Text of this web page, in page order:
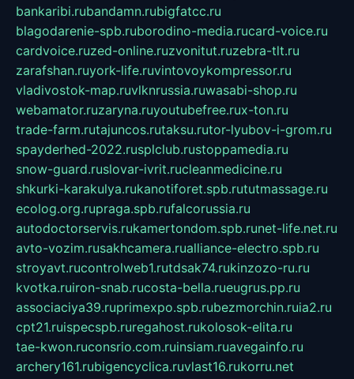
bankaribi.rubandamn.rubigfatcc.ru
blagodarenie-spb.ruborodino-media.rucard-voice.ru
cardvoice.ruzed-online.ruzvonitut.ruzebra-tlt.ru
zarafshan.ruyork-life.ruvintovoykompressor.ru
vladivostok-map.ruvlknrussia.ruwasabi-shop.ru
webamator.ruzaryna.ruyoutubefree.rux-ton.ru
trade-farm.rutajuncos.rutaksu.rutor-lyubov-i-grom.ru
spayderhed-2022.rusplclub.rustoppamedia.ru
snow-guard.ruslovar-ivrit.rucleanmedicine.ru
shkurki-karakulya.rukanotiforet.spb.rututmassage.ru
ecolog.org.rupraga.spb.rufalcorussia.ru
autodoctorservis.rukamertondom.spb.runet-life.net.ru
avto-vozim.rusakhcamera.rualliance-electro.spb.ru
stroyavt.rucontrolweb1.rutdsak74.rukinzozo-ru.ru
kvotka.ruiron-snab.rucosta-bella.rueugrus.pp.ru
associaciya39.ruprimexpo.spb.rubezmorchin.ruia2.ru
cpt21.ruispecspb.ruregahost.rukolosok-elita.ru
tae-kwon.ruconsrio.com.ruinsiam.ruavegainfo.ru
archery161.rubigencyclica.ruvlast16.rukorru.net